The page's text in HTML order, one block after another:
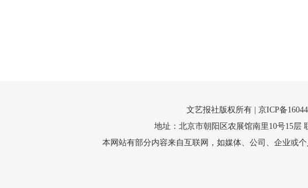
文艺报社版权所有 | 京ICP备
地址：北京市朝阳区农展馆南里10号15层
本网站有部分内容来自互联网，如媒体、公司、企业或